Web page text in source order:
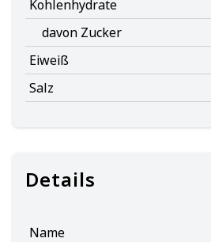
Kohlenhydrate
davon Zucker
Eiweiß
Salz
Details
Name